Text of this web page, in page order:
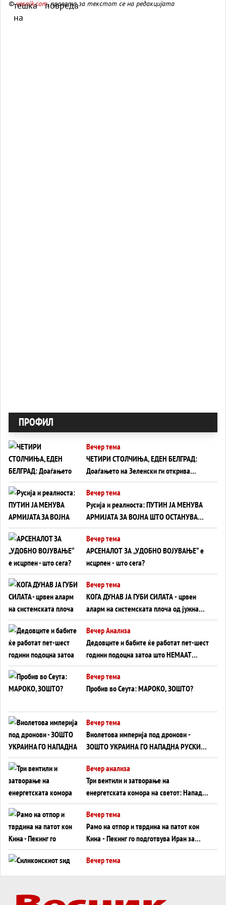
©vesnik.com, правата за текстот се на редакцијата
ПРОФИЛ
Вечер тема
ЧЕТИРИ СТОЛЧИЊА, ЕДЕН БЕЛГРАД:
Доаѓањето на Зеленски ги открива
тајните на политиката на балансирање
на Вучиќ
Вечер тема
Русија и реалноста: ПУТИН ЈА МЕНУВА
АРМИЈАТА ЗА ВОЈНА ШТО ОСТАНУВА
БЕЗ ФРОНТ
Вечер тема
АРСЕНАЛОТ ЗА „УДОБНО ВОЈУВАЊЕ“ е
исцрпен - што сега?
Вечер тема
КОГА ДУНАВ ЈА ГУБИ СИЛАТА - црвен
аларм на системската плоча од јужна
Германија до Црното Море...
Вечер Анализа
Дедовците и бабите ќе работат пет-шест
години подоцна затоа што НЕМААТ
ВНУЦИ ДА ГИ ЗАМЕНАТ
Вечер тема
Пробив во Сеута: МАРОКО, ЗОШТО?
Вечер тема
Виолетова империја под дронови -
ЗОШТО УКРАИНА ГО НАПАДНА РУСКИОТ
WILDBERRIES
Вечер анализа
Три вентили и затворање на
енергетската комора на светот: Нападот
во Суец најавува глобален енергетски
инфаркт?
Вечер тема
Рамо на отпор и тврдина на патот кон
Кина - Пекинг го подготвува Иран за
американска копнена инвазија
Вечер тема